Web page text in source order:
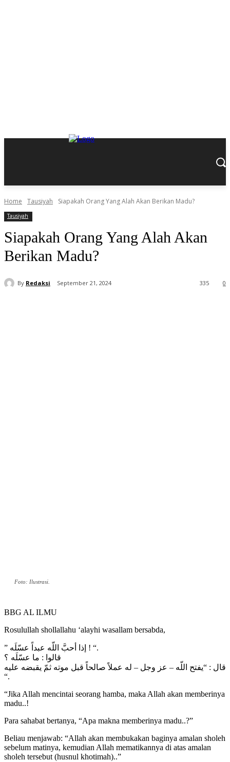
Home Tausiyah Siapakah Orang Yang Alah Akan Berikan Madu?
Tausiyah
Siapakah Orang Yang Alah Akan
Berikan Madu?
By Redaksi September 21, 2024 0
335
Foto: Ilustrasi.
BBG AL ILMU
Rosulullah shollallahu ‘alayhi wasallam bersabda,
” إذا أحبَّ اللّه عبداً عسّلَه ! “.
قالوا : ما عسّلَه ؟
قال : “يفتح اللّه – عز وجل – له عملاً صالحاً قبل موته ثمّ يقبضه عليه
“.
“Jika Allah mencintai seorang hamba, maka Allah akan memberinya
madu..!
Para sahabat bertanya, “Apa makna memberinya madu..?”
Beliau menjawab: “Allah akan membukakan baginya amalan sholeh
sebelum matinya, kemudian Allah mematikannya di atas amalan
sholeh tersebut (husnul khotimah)..”